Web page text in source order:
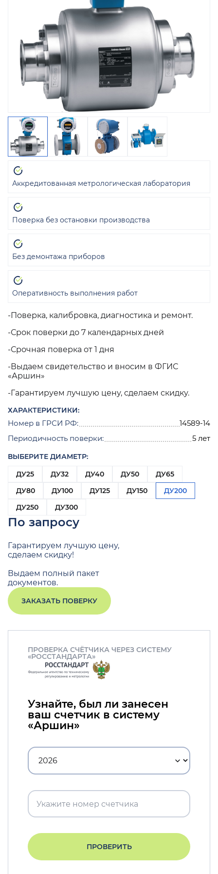
-Поверка, калибровка, диагностика и ремонт.
-Срок поверки до 7 календарных дней
-Срочная поверка от 1 дня
-Выдаем свидетельство и вносим в ФГИС
«Аршин»
-Гарантируем лучшую цену, сделаем скидку.
ХАРАКТЕРИСТИКИ:
Номер в ГРСИ РФ:
14589-14
Периодичность поверки:
5 лет
ВЫБЕРИТЕ ДИАМЕТР:
ДУ25
ДУ32 ДУ40 ДУ50
ДУ65
ДУ80
ДУ100 ДУ125 ДУ150
ДУ200
ДУ250
ДУ300
По запросу
Гарантируем лучшую цену,
сделаем скидку!
Выдаем полный пакет
документов.
ЗАКАЗАТЬ ПОВЕРКУ
Аккредитованная метрологическая лаборатория
Поверка без остановки производства
Без демонтажа приборов
Оперативность выполнения работ
ПРОВЕРКА СЧЁТЧИКА ЧЕРЕЗ СИСТЕМУ
«РОССТАНДАРТА»
Узнайте, был ли занесен
ваш счетчик в систему
«Аршин»
ПРОВЕРИТЬ